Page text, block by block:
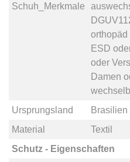
Schuh_Merkmale
ESD
oder
Damen
Ursprungsland
Brasilien
Material
Textil
Schutz - Eigenschaften